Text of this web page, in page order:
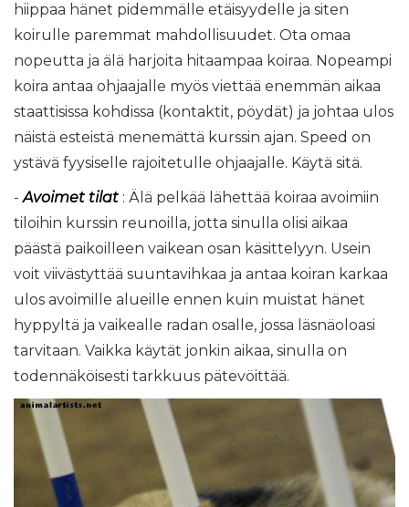
hiippaa hänet pidemmälle etäisyydelle ja siten
koirulle paremmat mahdollisuudet. Ota omaa
nopeutta ja älä harjoita hitaampaa koiraa. Nopeampi
koira antaa ohjaajalle myös viettää enemmän aikaa
staattisissa kohdissa (kontaktit, pöydät) ja johtaa ulos
näistä esteistä menemättä kurssin ajan. Speed ​​on
ystävä fyysiselle rajoitetulle ohjaajalle. Käytä sitä.
-Avoimet tilat : Älä pelkää lähettää koiraa avoimiin
tiloihin kurssin reunoilla, jotta sinulla olisi aikaa
päästä paikoilleen vaikean osan käsittelyyn. Usein
voit viivästyttää suuntavihkaa ja antaa koiran karkaa
ulos avoimille alueille ennen kuin muistat hänet
hyppyltä ja vaikealle radan osalle, jossa läsnäoloasi
tarvitaan. Vaikka käytät jonkin aikaa, sinulla on
todennäköisesti tarkkuus pätevöittää.